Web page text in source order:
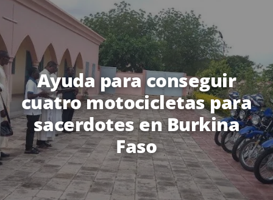
Ayuda para conseguir
cuatro motocicletas para
sacerdotes en Burkina
Faso